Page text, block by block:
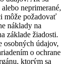
neprimerané,
môže požadovať
náklady na
základe žiadosti.
osobných údajov,
o ochrane
ktorým sa